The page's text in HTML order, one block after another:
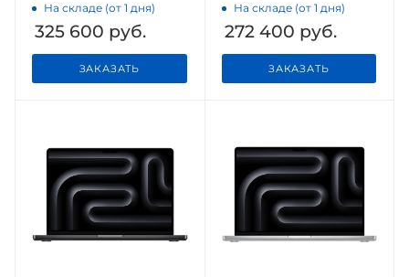
На складе (от 1 дня)
325 600 руб.
ЗАКАЗАТЬ
На складе (от 1 дня)
272 400 руб.
ЗАКАЗАТЬ